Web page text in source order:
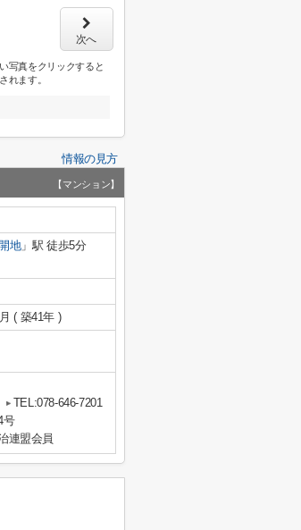
次へ
写真をクリックすると
れます。
情報の見方
【マンション】
地」駅 徒歩5分
( 築41年 )
TEL:078-646-7201
号
連盟会員